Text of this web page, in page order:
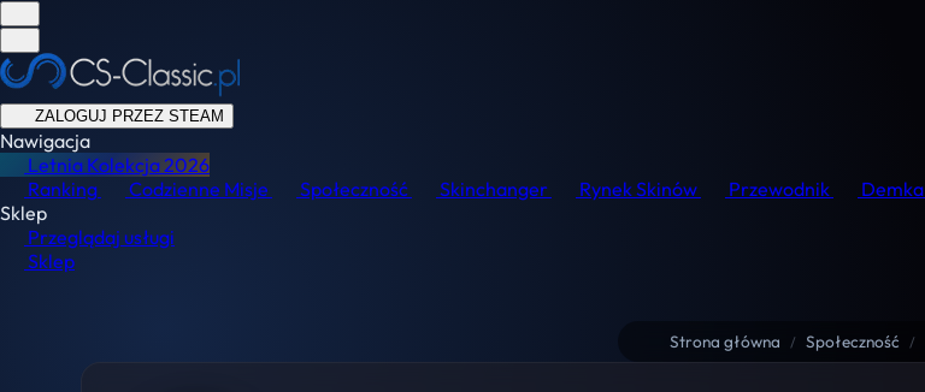
ZALOGUJ PRZEZ STEAM
Nawigacja
Letnia Kolekcja2026
Ranking
Codzienne Misje Społeczność Skinchanger Rynek Skinów Przewodnik Demka
Sklep
Przeglądaj usługi
Sklep
Strona główna / Społeczność /